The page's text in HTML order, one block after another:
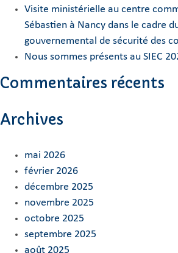
Visite ministérielle au centre
Sébastien à Nancy dans le cadre
gouvernemental de sécurité des
Nous sommes présents au SIEC
Commentaires récents
Archives
mai 2026
février 2026
décembre 2025
novembre 2025
octobre 2025
septembre 2025
août 2025